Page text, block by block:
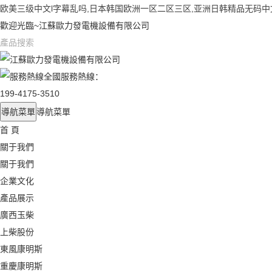
欧美三级中文l字幕乱吗,日本韩国欧洲一区二区三区,亚洲日韩精品无码
歡迎光臨~江蘇歐力發電機設備有限公司
全國服務熱線：
199-4175-3510
導航菜單導航菜單
首 頁
關于我們
關于我們
企業文化
產品展示
廣西玉柴
上柴股份
東風康明斯
重慶康明斯